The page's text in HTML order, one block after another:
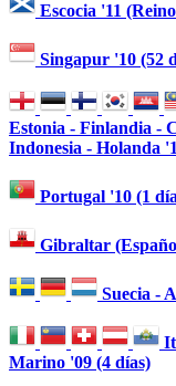
Escocia '11
Singapur '10 (52
Estonia - Finlandia -
Indonesia - Holanda
Portugal '10 (1
Gibraltar
Suecia -
Marino '09 (4 días)